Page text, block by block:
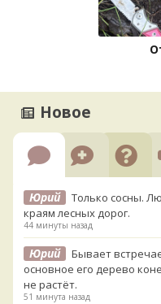
Новое
Юрий
Только сосны.
краям лесных дорог.
44 минуты назад
Юрий
Бывает
основное его дерево
не растёт.
51 минута назад